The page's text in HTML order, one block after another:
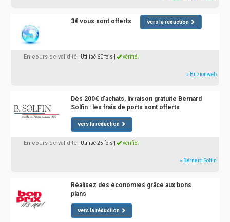
3€ vous sont offerts vers la réduction
En cours de validité | Utilisé 60 fois vérifié !
» Buzionweb
Dès 200€ d'achats, livraison gratuite Bernard
Solfin : les frais de ports sont offerts
vers la réduction
En cours de validité | Utilisé 25 fois vérifié !
» Bernard Solfin
Réalisez des économies grâce aux bons
plans
vers la réduction